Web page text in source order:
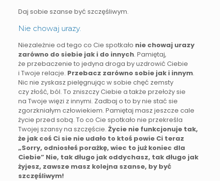
Daj sobie szanse być szczęśliwym.
Nie chowaj urazy.
Niezależnie od tego co Cie spotkało nie chowaj urazy
zarówno do siebie jak i do innych. Pamiętaj,
że przebaczenie to jedyna droga by uzdrowić Ciebie
i Twoje relacje. Przebacz zarówno sobie jak i innym.
Nic nie zyskasz pielęgnując w sobie chęć zemsty
czy złość, ból. To zniszczy Ciebie a także przełoży sie
na Twoje więzi z innymi. Zadbaj o to by nie stać sie
zgorzkniałym człowiekiem. Pamiętaj masz jeszcze cale
życie przed sobą. To co Cie spotkało nie przekreśla
Twojej szansy na szczęście. Życie nie funkcjonuje tak,
że jak coś Ci sie nie udało to ktoś powie Ci teraz
„Sorry, odniosłeś porażkę, wiec to już koniec dla
Ciebie” Nie, tak długo jak oddychasz, tak długo jak
żyjesz, zawsze masz kolejna szanse, by być
szczęśliwym!